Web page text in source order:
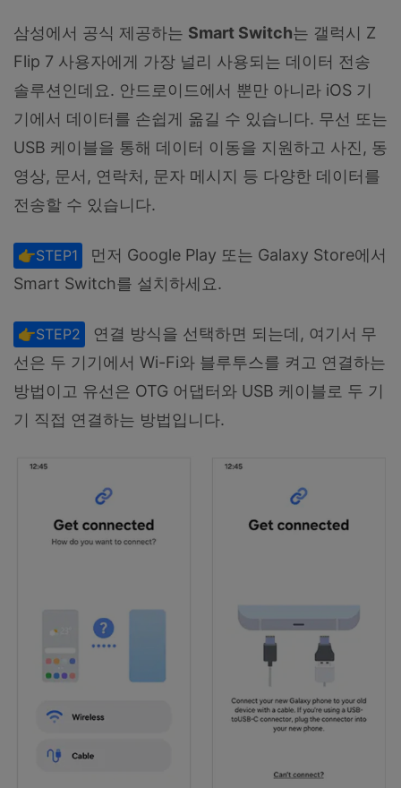
삼성에서 공식 제공하는 Smart Switch는 갤럭시 Z
Flip 7 사용자에게 가장 널리 사용되는 데이터 전송
솔루션인데요. 안드로이드에서 뿐만 아니라 iOS 기
기에서 데이터를 손쉽게 옮길 수 있습니다. 무선 또는
USB 케이블을 통해 데이터 이동을 지원하고 사진, 동
영상, 문서, 연락처, 문자 메시지 등 다양한 데이터를
전송할 수 있습니다.
👉STEP1
먼저 Google Play 또는 Galaxy Store에서
Smart Switch를 설치하세요.
👉STEP2 연결 방식을 선택하면 되는데, 여기서 무
선은 두 기기에서 Wi-Fi와 블루투스를 켜고 연결하는
방법이고 유선은 OTG 어댑터와 USB 케이블로 두 기
기 직접 연결하는 방법입니다.